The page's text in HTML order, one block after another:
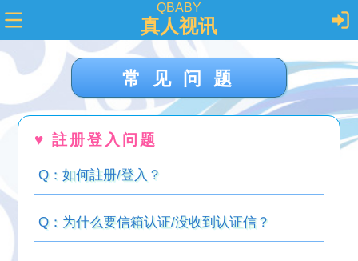
QBABY
真人视讯
常见问题
♥ 註册登入问题
Q：如何註册/登入？
Q：为什么要信箱认证/没收到认证信？